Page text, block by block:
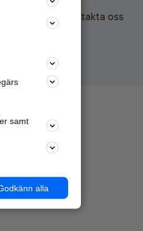
Kontakta oss
samt
alla